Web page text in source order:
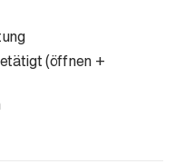
(öffnen +